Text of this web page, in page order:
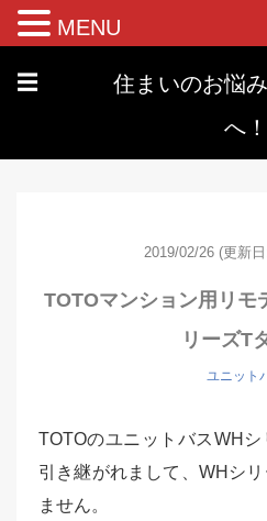
☰
住まいのお悩
へ！
2019/02/26 (更新
TOTOマンション用リモ
リーズT
ユニット
TOTOのユニットバスWH
引き継がれまして、WHシ
ません。
MENU